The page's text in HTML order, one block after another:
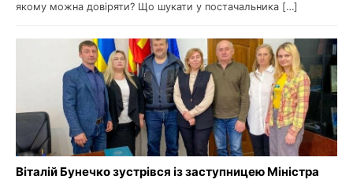
якому можна довіряти? Що шукати у постачальника […]
Віталій Бунечко зустрівся із заступницею Міністра